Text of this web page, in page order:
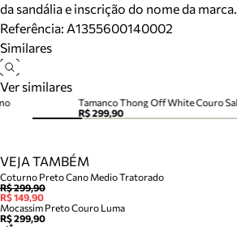
da sandália e inscrição do nome da marca.
Referência: A1355600140002
Similares
Ver similares
R$ 299,90
VEJA TAMBÉM
Coturno Preto Cano Medio Tratorado
R$ 299,90
R$ 149,90
Mocassim Preto Couro Luma
R$ 299,90